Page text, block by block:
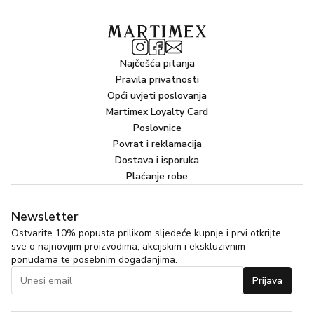
Najčešća pitanja
Pravila privatnosti
Opći uvjeti poslovanja
Martimex Loyalty Card
Poslovnice
Povrat i reklamacija
Dostava i isporuka
Plaćanje robe
Newsletter
Ostvarite 10% popusta prilikom sljedeće kupnje i prvi otkrijte
sve o najnovijim proizvodima, akcijskim i ekskluzivnim
ponudama te posebnim događanjima.
Prijava